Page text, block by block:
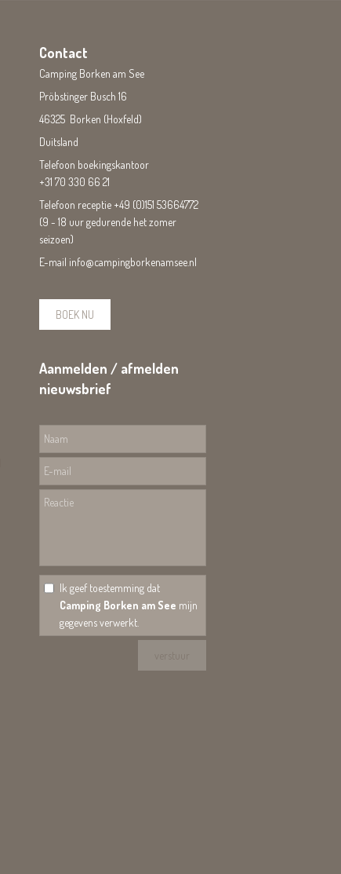
Contact
Camping Borken am See
Pröbstinger Busch 16
46325 Borken (Hoxfeld)
Duitsland
Telefoon boekingskantoor
+31 70 330 66 21
Telefoon receptie +49 (0)151 53664772
(9 - 18 uur gedurende het zomer
seizoen)
E-mail info@campingborkenamsee.nl
BOEK NU
Aanmelden / afmelden
nieuwsbrief
Ik geef toestemming dat
Camping Borken am See mijn
gegevens verwerkt.